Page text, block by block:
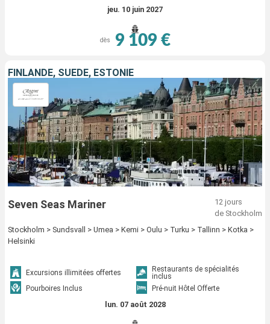
jeu. 10 juin 2027
dès 9 109 €
FINLANDE, SUÈDE, ESTONIE
Seven Seas Mariner
12 jours
de Stockholm
Stockholm > Sundsvall > Umea > Kemi > Oulu > Turku > Tallinn > Kotka >
Helsinki
Excursions illimitées offertes
Restaurants de spécialités
inclus
Pourboires Inclus
Pré-nuit Hôtel Offerte
lun. 07 août 2028